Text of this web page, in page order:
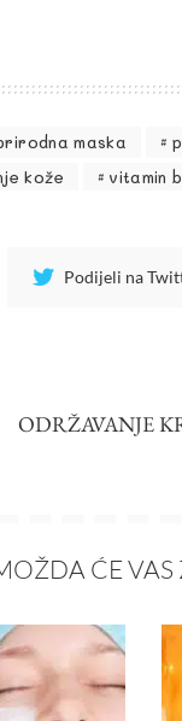
maska
kože vitamin b
Podijeli na
ODRŽAVANJE
ĆE